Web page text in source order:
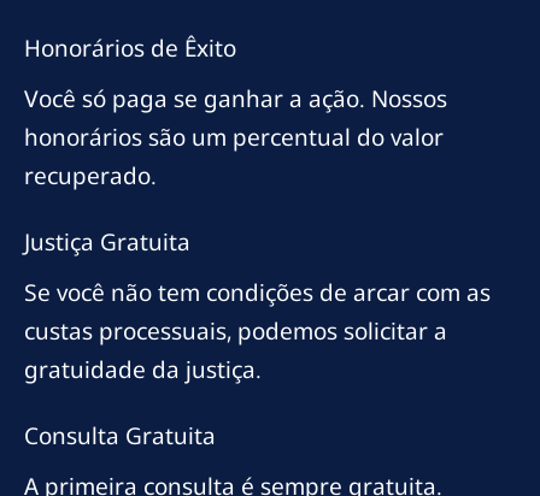
Honorários de Êxito
Você só paga se ganhar a ação. Nossos
honorários são um percentual do valor
recuperado.
Justiça Gratuita
Se você não tem condições de arcar com as
custas processuais, podemos solicitar a
gratuidade da justiça.
Consulta Gratuita
A primeira consulta é sempre gratuita.